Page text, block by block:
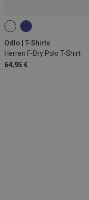
Odlo | T-Shirts
Herren F-Dry Polo T-Shirt
64,95 €
M L